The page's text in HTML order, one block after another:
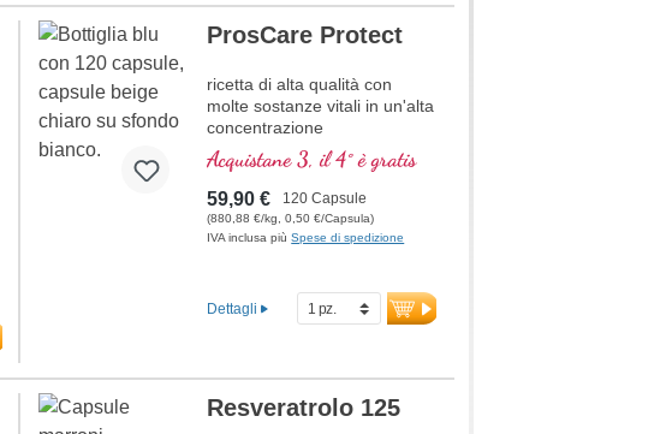
qualità. Sviluppato da medici.
ulteriori informazioni su
Mitochondrium forte PRO
ProsCare Protect
ricetta di alta qualità con
molte sostanze vitali in un'alta
concentrazione
Acquistane 3, il 4° è gratis
59,90 € 120 Capsule
(880,88 €/kg, 0,50 €/Capsula)
IVA inclusa piùSpese di spedizione
Dettagli
Resveratrolo 125